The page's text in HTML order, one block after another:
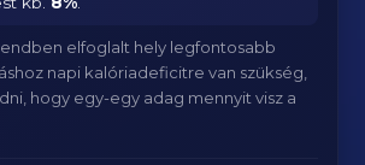
elfoglalt hely legfontosabb
napi kalóriadeficitre van szükség,
hogy egy-egy adag mennyit visz a